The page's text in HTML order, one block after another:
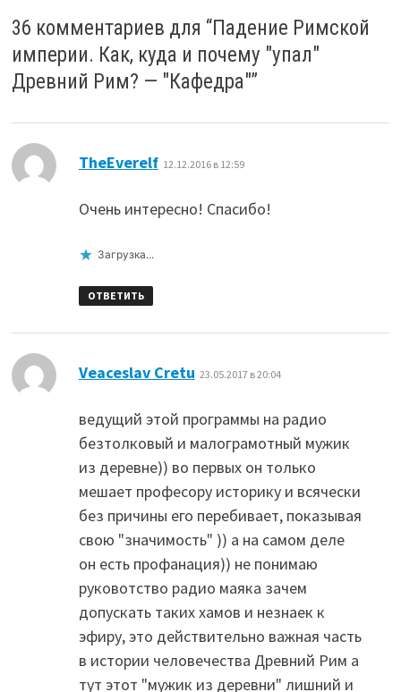
36 комментариев для “Падение Римской
империи. Как, куда и почему "упал"
Древний Рим? — "Кафедра"”
TheEverelf: 12.12.2016 в 12:59
Очень интересно! Спасибо!
Загрузка...
ОТВЕТИТЬ
Veaceslav Cretu 23.05.2017 в 20:04
ведущий этой программы на радио
безтолковый и малограмотный мужик
из деревне)) во первых он только
мешает професору историку и всячески
без причины его перебивает, показывая
свою "значимость" )) а на самом деле
он есть профанация)) не понимаю
руковотство радио маяка зачем
допускать таких хамов и незнаек к
эфиру, это действительно важная часть
в истории человечества Древний Рим а
тут этот "мужик из деревни" лишний и